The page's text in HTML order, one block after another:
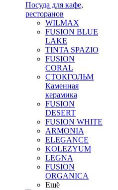
Посуда для кафе,
ресторанов
WILMAX
FUSION BLUE
LAKE
TINTA SPAZIO
FUSION
CORAL
СТОКГОЛЬМ
Каменная
керамика
FUSION
DESERT
FUSION WHITE
ARMONIA
ELEGANCE
KOLEZYUM
LEGNA
FUSION
ORGANICA
Ещё